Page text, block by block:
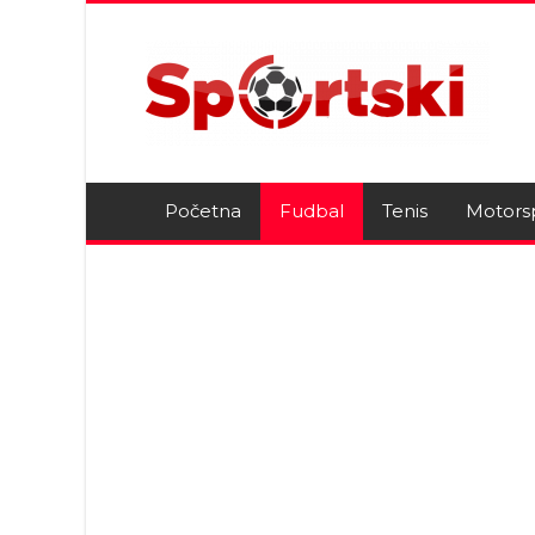
Početna Fudbal Tenis